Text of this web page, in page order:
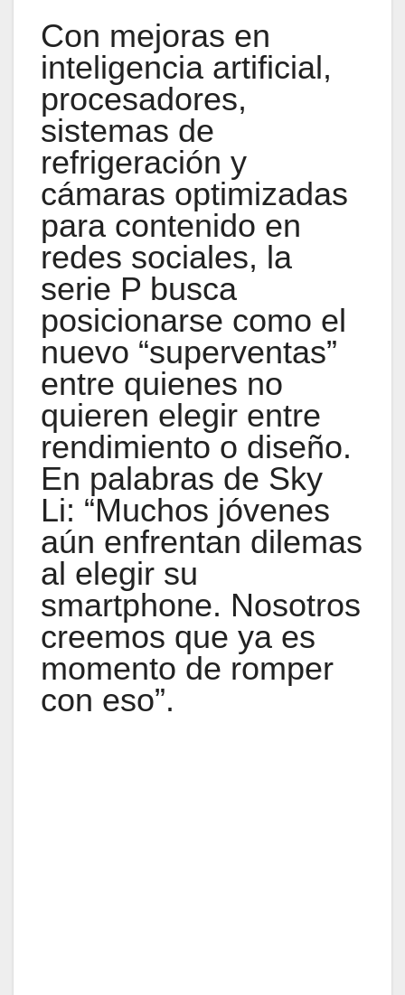
Con mejoras en
inteligencia artificial,
procesadores,
sistemas de
refrigeración y
cámaras optimizadas
para contenido en
redes sociales, la
serie P busca
posicionarse como el
nuevo “superventas”
entre quienes no
quieren elegir entre
rendimiento o diseño.
En palabras de Sky
Li: “Muchos jóvenes
aún enfrentan dilemas
al elegir su
smartphone. Nosotros
creemos que ya es
momento de romper
con eso”.